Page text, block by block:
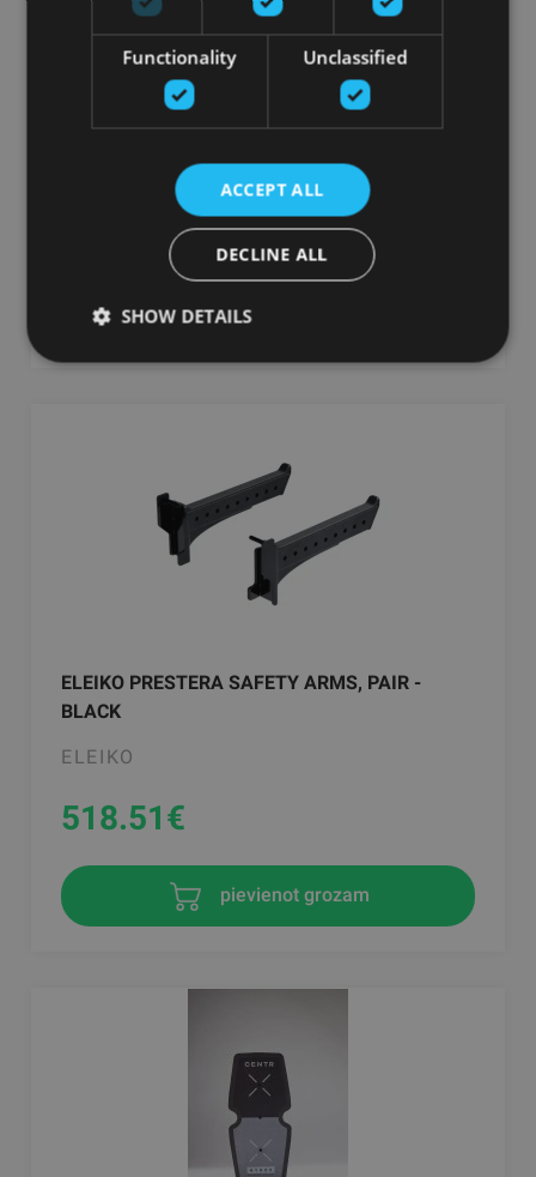
8" NUNCHUCK SET - BLACK
115.83 €
pievienot grozam
ELEIKO PRESTERA SAFETY ARMS, PAIR -
BLACK
ELEIKO
518.51€
pievienot grozam
Functionality Unclassified
ACCEPT ALL
DECLINE ALL
SHOW DETAILS